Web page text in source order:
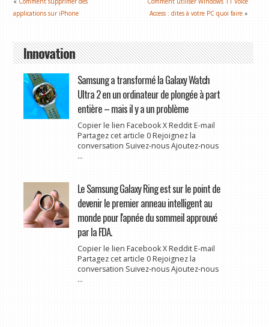
applications sur iPhone
Access : dites à votre PC quoi faire »
Innovation
Samsung a transformé la Galaxy Watch
Ultra 2 en un ordinateur de plongée à part
entière – mais il y a un problème
Copier le lien Facebook X Reddit E-mail
Partagez cet article 0 Rejoignez la
conversation Suivez-nous Ajoutez-nous
...
Le Samsung Galaxy Ring est sur le point de
devenir le premier anneau intelligent au
monde pour l'apnée du sommeil approuvé
par la FDA.
Copier le lien Facebook X Reddit E-mail
Partagez cet article 0 Rejoignez la
conversation Suivez-nous Ajoutez-nous
...